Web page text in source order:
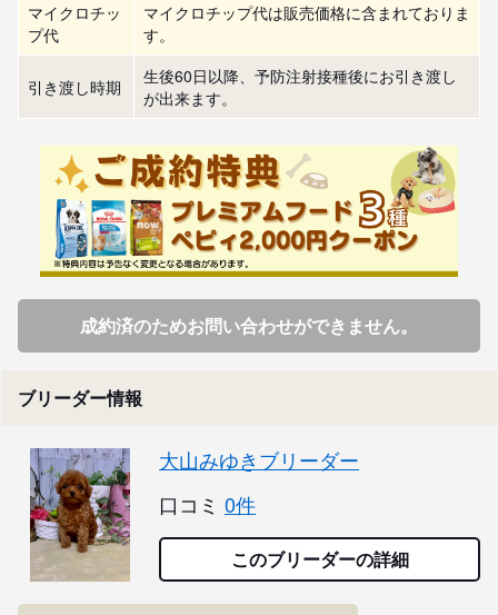
マイクロチッ
プ代
マイクロチップ代は販売価格に含まれておりま
す。
引き渡し時期
生後60日以降、予防注射接種後にお引き渡し
が出来ます。
成約済のためお問い合わせができません。
ブリーダー情報
大山みゆきブリーダー
口コミ 0件
このブリーダーの詳細